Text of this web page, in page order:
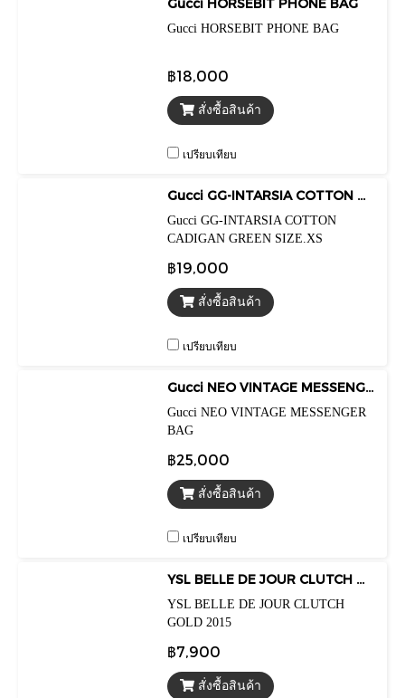
Gucci HORSEBIT PHONE BAG
Gucci HORSEBIT PHONE BAG
฿18,000
สั่งซื้อสินค้า
เปรียบเทียบ
Gucci GG-INTARSIA COTTON CADIGAN GREEN SIZE.XS
Gucci GG-INTARSIA COTTON
CADIGAN GREEN SIZE.XS
฿19,000
สั่งซื้อสินค้า
เปรียบเทียบ
Gucci NEO VINTAGE MESSENGER BAG
Gucci NEO VINTAGE MESSENGER
BAG
฿25,000
สั่งซื้อสินค้า
เปรียบเทียบ
YSL BELLE DE JOUR CLUTCH GOLD 2015
YSL BELLE DE JOUR CLUTCH
GOLD 2015
฿7,900
สั่งซื้อสินค้า